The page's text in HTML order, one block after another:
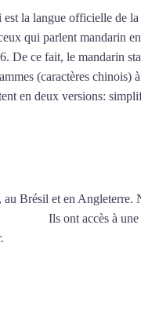
la langue officielle de
qui parlent mandarin
ce fait, le mandarin
(caractères chinois)
en deux versions:
Brésil et en
Ils ont accès à